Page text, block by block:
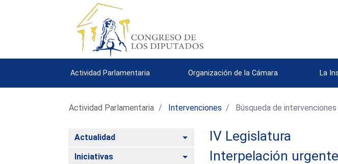
Actividad Parlamentaria Organización de la Cámara La
Actividad Parlamentaria Intervenciones Búsqueda de intervenciones
Actualidad Alternar
Iniciativas Alternar
IV Legislatura
Interpelación